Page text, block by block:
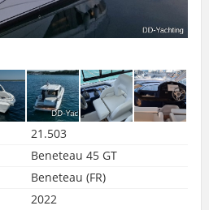
21.503
Beneteau 45 GT
Beneteau (FR)
2022